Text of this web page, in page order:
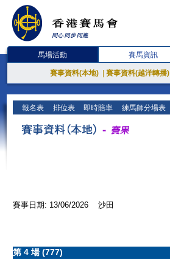
馬場活動 賽馬資訊
賽事資料(本地) 賽事資料(越洋轉播)
報名表 排位表 即時賠率 練馬師分場表
賽事日期: 13/06/2026 沙田
第 4 場 (777)